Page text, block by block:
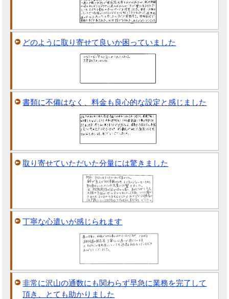
どのように取り寄せて良いか困っていました
書類に不備はなく、料金も良心的な設定と感じました
取り寄せていただいた分量には驚きました
丁寧な心遣いが感じられます
非常に沢山の通数にも関わらず早急に業務を完了して
頂き、とても助かりました